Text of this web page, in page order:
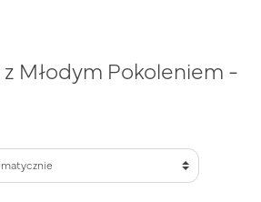
z Młodym Pokoleniem -